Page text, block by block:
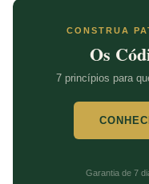
CONSTRUA
Os
7 princípios para
Garantia de 7